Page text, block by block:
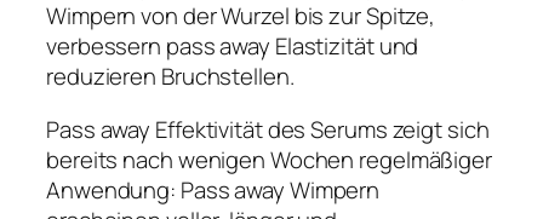
Wimpern von der Wurzel bis zur Spitze,
verbessern pass away Elastizität und
reduzieren Bruchstellen.
Pass away Effektivität des Serums zeigt sich
bereits nach wenigen Wochen regelmäßiger
Anwendung: Pass away Wimpern